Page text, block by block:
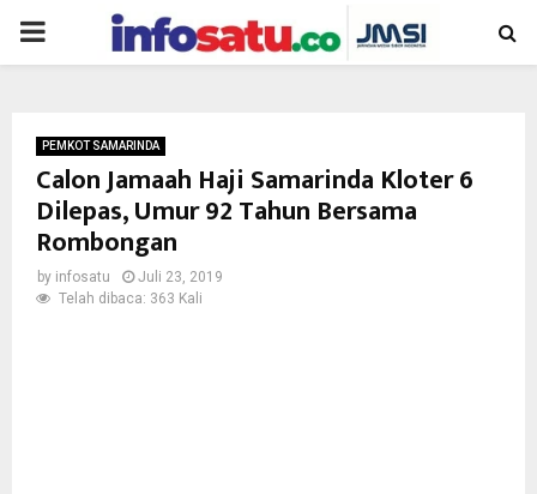
PRIMARY
PEMKOT SAMARINDA
Calon Jamaah Haji Samarinda Kloter 6
Dilepas, Umur 92 Tahun Bersama
Rombongan
by infosatu
Juli 23, 2019
Telah dibaca: 363 Kali